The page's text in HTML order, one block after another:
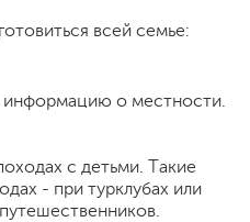
всей семье:
о местности.
с детьми. Такие
- при турклубах или